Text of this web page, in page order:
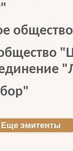
Еще эмитенты